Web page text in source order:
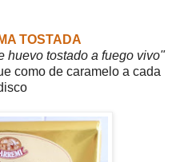
TOSTADA
huevo tostado a fuego vivo"
como de caramelo a cada